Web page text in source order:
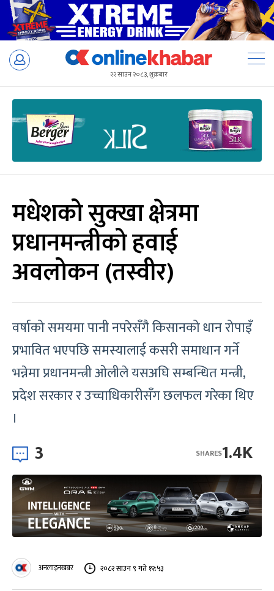
Skip
२२ साउन २०८३, शुक्रबार
मधेशको सुक्खा क्षेत्रमा
प्रधानमन्त्रीको हवाई
अवलोकन (तस्वीर)
वर्षाको समयमा पानी नपरेसँगै किसानको धान रोपाइँ
प्रभावित भएपछि समस्यालाई कसरी समाधान गर्ने
भन्नेमा प्रधानमन्त्री ओलीले यसअघि सम्बन्धित मन्त्री,
प्रदेश सरकार र उच्चाधिकारीसँग छलफल गरेका थिए
।
3 1.4K
SHARES
अनलाइनखबर २०८२ साउन ९ गते १२:५३